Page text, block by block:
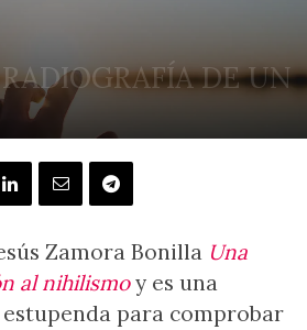
DE UN
Zamora Bonilla Una
al nihilismoy es una
para comprobar